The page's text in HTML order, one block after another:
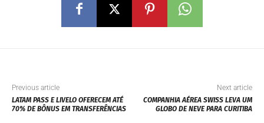
Previous article
LATAM PASS E LIVELO OFERECEM ATÉ
70% DE BÔNUS EM TRANSFERÊNCIAS
Next article
COMPANHIA AÉREA SWISS LEVA UM
GLOBO DE NEVE PARA CURITIBA